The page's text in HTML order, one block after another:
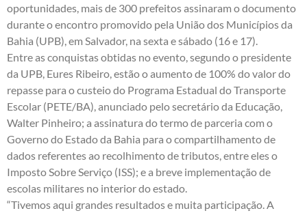
oportunidades, mais de 300 prefeitos assinaram o documento
durante o encontro promovido pela União dos Municípios da
Bahia (UPB), em Salvador, na sexta e sábado (16 e 17).
Entre as conquistas obtidas no evento, segundo o presidente
da UPB, Eures Ribeiro, estão o aumento de 100% do valor do
repasse para o custeio do Programa Estadual do Transporte
Escolar (PETE/BA), anunciado pelo secretário da Educação,
Walter Pinheiro; a assinatura do termo de parceria com o
Governo do Estado da Bahia para o compartilhamento de
dados referentes ao recolhimento de tributos, entre eles o
Imposto Sobre Serviço (ISS); e a breve implementação de
escolas militares no interior do estado.
“Tivemos aqui grandes resultados e muita participação. A